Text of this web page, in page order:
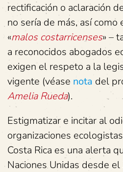
rectificación o aclaración
no sería de más, así
«malos costarricenses» –
a reconocidos abogados
exigen el respeto a la
vigente (véase nota del
Amelia Rueda).
Estigmatizar e incitar al
organizaciones
Costa Rica es una alerta
Naciones Unidas desde